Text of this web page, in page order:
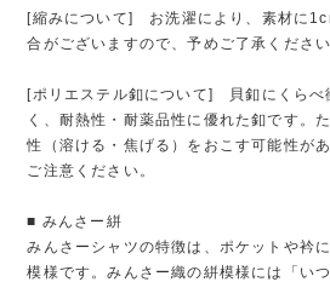
[縮みについて] お洗濯により、素材に
合がございますので、予めご了承ください
[ポリエステル釦について] 貝釦にくらべ
く、耐熱性・耐薬品性に優れた釦です。
性（溶ける・焦げる）をおこす可能性が
ご注意ください。
■ みんさー絣
みんさーシャツの特徴は、ポケットや衿
模様です。みんさー織の絣模様には「い